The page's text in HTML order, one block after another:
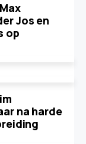
Jos en
op
na harde